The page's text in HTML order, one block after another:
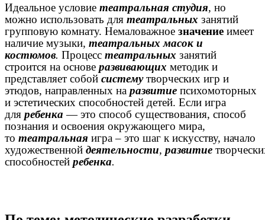
Идеальное условие театральная студия, но
можно использовать для театральных занятий
групповую комнату. Немаловажное значение имеет
наличие музыки, театральных масок и
костюмов. Процесс театральных занятий
строится на основе развивающих методик и
представляет собой систему творческих игр и
этюдов, направленных на развитие психомоторных
и эстетических способностей детей. Если игра
для ребенка — это способ существования, способ
познания и освоения окружающего мира,
то театральная игра – это шаг к искусству, начало
художественной деятельности, развитие
способностей ребенка.